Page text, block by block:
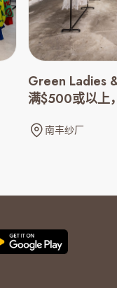
Green Ladies
满$500或以上
南丰纱厂